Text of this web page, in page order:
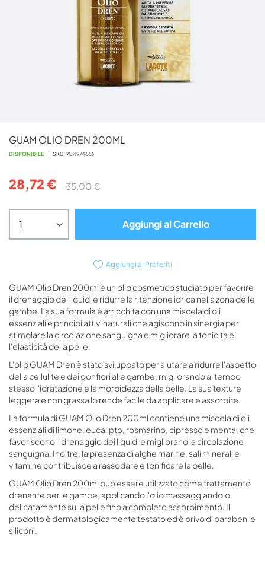
GUAM OLIO DREN 200ML
DISPONIBILE SKU 904974666
28,72 € 35,00 €
Aggiungi al Carrello
Aggiungi ai Preferiti
GUAM Olio Dren 200ml è un olio cosmetico studiato per favorire
il drenaggio dei liquidi e ridurre la ritenzione idrica nella zona delle
gambe. La sua formula è arricchita con una miscela di oli
essenziali e principi attivi naturali che agiscono in sinergia per
stimolare la circolazione sanguigna e migliorare la tonicità e
l'elasticità della pelle.
L'olio GUAM Dren è stato sviluppato per aiutare a ridurre l'aspetto
della cellulite e dei gonfiori alle gambe, migliorando al tempo
stesso l'idratazione e la morbidezza della pelle. La sua texture
leggera e non grassa lo rende facile da applicare e assorbire.
La formula di GUAM Olio Dren 200ml contiene una miscela di oli
essenziali di limone, eucalipto, rosmarino, cipresso e menta, che
favoriscono il drenaggio dei liquidi e migliorano la circolazione
sanguigna. Inoltre, la presenza di alghe marine, sali minerali e
vitamine contribuisce a rassodare e tonificare la pelle.
GUAM Olio Dren 200ml può essere utilizzato come trattamento
drenante per le gambe, applicando l'olio massaggiandolo
delicatamente sulla pelle fino a completo assorbimento. Il
prodotto è dermatologicamente testato ed è privo di parabeni e
siliconi.
all'inizio
della
immagini